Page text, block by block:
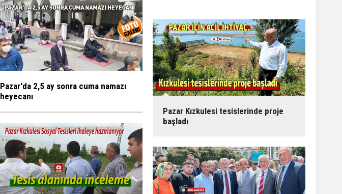
Pazar'da 2,5 ay sonra cuma namazı
heyecanı
Pazar Kızkulesi tesislerinde proje
başladı